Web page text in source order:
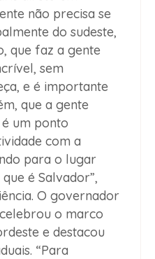
não precisa se
do sudeste,
que faz a gente
sem
e é importante
que a gente
um ponto
com a
para o lugar
é Salvador”,
O governador
o marco
e destacou
“Para